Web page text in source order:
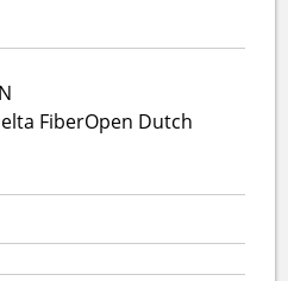
FiberOpen Dutch